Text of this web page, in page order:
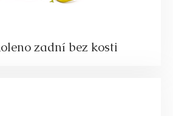
zadní bez kosti